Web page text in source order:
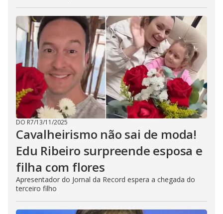
DO R7/13/11/2025
Cavalheirismo não sai de moda!
Edu Ribeiro surpreende esposa e
filha com flores
Apresentador do Jornal da Record espera a chegada do
terceiro filho